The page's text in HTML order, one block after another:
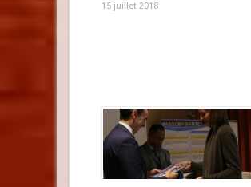
15 juillet 2018